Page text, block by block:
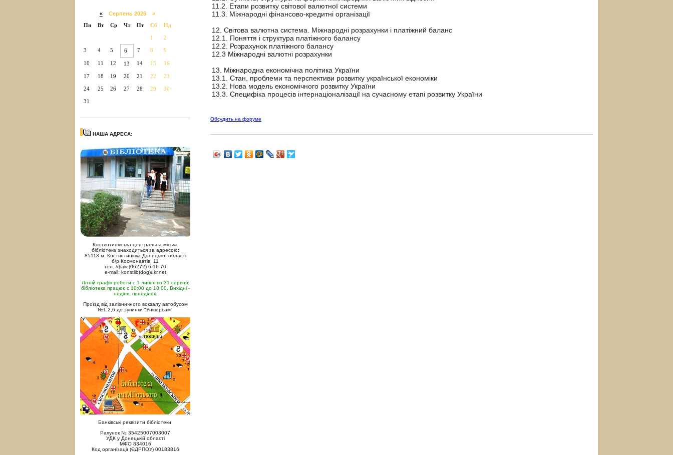
« Серпень 2026 »
Пн
Вт Ср Чт Пт Сб Нд
1 2
3 4 5 6 7 8 9
10 11 12 13 14 15 16
17 18 19 20 21 22 23
24 25 26 27 28 29 30
31
НАША АДРЕСА:
Костянтинівська центральна міська
бібліотека знаходиться за адресою:
85113 м. Костянтинівка Донецької області
б/р Космонавтів, 11
тел. /факс(06272) 6-16-70
e-mail: konstlib(dog)ukr.net
Літній графік роботи с 1 липня по 31 серпня:
бібліотека працює с 10:00 до 18:00. Вихідні -
неділя, понеділок.
Проїзд від залізничного вокзалу автобусом
№1,2,6 до зупинки "Універсам"
Банківські реквізити бібліотеки:
Рахунок № 35425007003007
УДК у Донецькій області
МФО 834016
Код організації (ЄДРПОУ) 00183816
11.2. Етапи розвитку світової валютної системи
11.3. Міжнародні фінансово-кредитні організації
12. Світова валютна система. Міжнародні розрахунки і платіжний баланс
12.1. Поняття і структура платіжного балансу
12.2. Розрахунок платіжного балансу
12.3 Міжнародні валютні розрахунки
13. Міжнародна економічна політика України
13.1. Стан, проблеми та перспективи розвитку української економіки
13.2. Нова модель економічного розвитку України
13.3. Специфіка процесів інтернаціоналізації на сучасному етапі розвитку України
Обсудить на форуме